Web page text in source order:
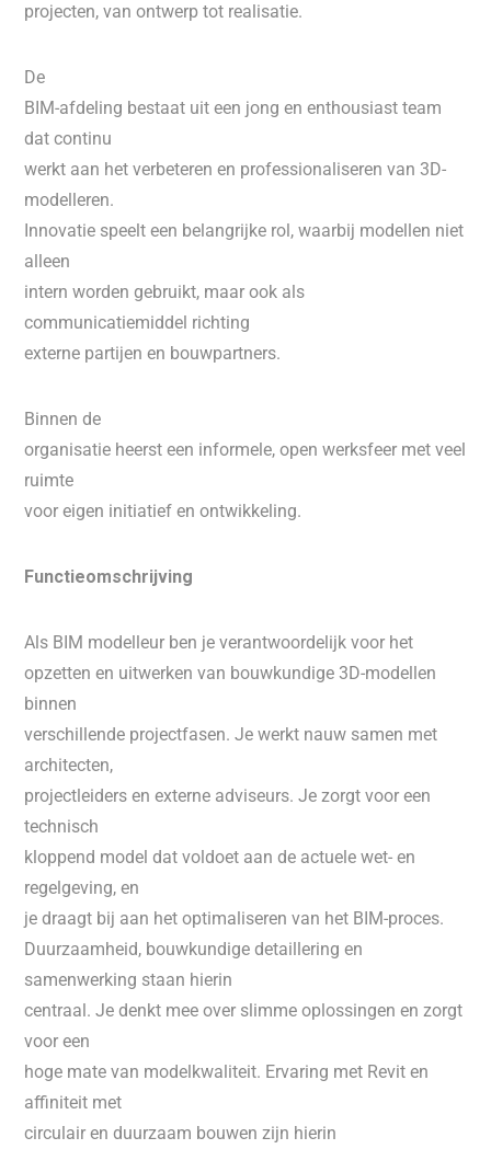
projecten, van ontwerp tot realisatie.
De
BIM-afdeling bestaat uit een jong en enthousiast team
dat continu
werkt aan het verbeteren en professionaliseren van 3D-
modelleren.
Innovatie speelt een belangrijke rol, waarbij modellen niet
alleen
intern worden gebruikt, maar ook als
communicatiemiddel richting
externe partijen en bouwpartners.
Binnen de
organisatie heerst een informele, open werksfeer met veel
ruimte
voor eigen initiatief en ontwikkeling.
Functieomschrijving
Als BIM modelleur ben je verantwoordelijk voor het
opzetten en uitwerken van bouwkundige 3D-modellen
binnen
verschillende projectfasen. Je werkt nauw samen met
architecten,
projectleiders en externe adviseurs. Je zorgt voor een
technisch
kloppend model dat voldoet aan de actuele wet- en
regelgeving, en
je draagt bij aan het optimaliseren van het BIM-proces.
Duurzaamheid, bouwkundige detaillering en
samenwerking staan hierin
centraal. Je denkt mee over slimme oplossingen en zorgt
voor een
hoge mate van modelkwaliteit. Ervaring met Revit en
affiniteit met
circulair en duurzaam bouwen zijn hierin